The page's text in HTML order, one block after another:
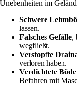
Unebenheiten im
Schwere
lassen.
Falsches Gefälle,
wegfließt.
Verstopfte
verloren haben.
Verdichtete
Befahren mit